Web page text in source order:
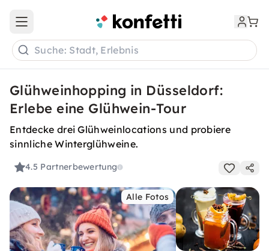
Open main menu
Suche: Stadt, Erlebnis
Glühweinhopping in Düsseldorf:
Erlebe eine Glühwein-Tour
Entdecke drei Glühweinlocations und probiere
sinnliche Winterglühweine.
4.5 Partnerbewertung
Alle Fotos